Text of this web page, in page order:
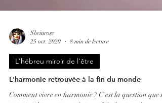
Sheinrose
25 oct. 2020
8 min de lecture
L'hébreu miroir de l'être